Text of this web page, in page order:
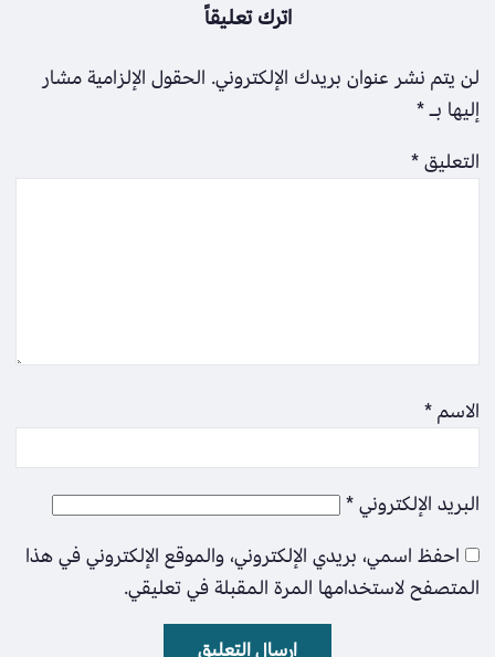
اترك تعليقاً
لن يتم نشر عنوان بريدك الإلكتروني. الحقول الإلزامية مشار
إليها بـ*
التعليق*
الاسم*
البريد الإلكتروني*
احفظ اسمي، بريدي الإلكتروني، والموقع الإلكتروني في هذا
المتصفح لاستخدامها المرة المقبلة في تعليقي.